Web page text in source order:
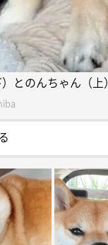
とのんちゃん（上）